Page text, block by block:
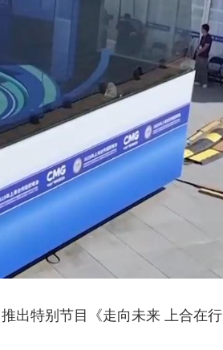
出特别节目《走向未来 上合在行